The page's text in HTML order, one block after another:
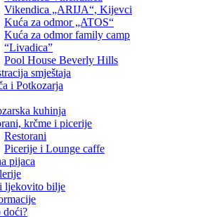
Vikendica „ARIJA“, Kijevci
Kuća za odmor „ATOS“
Kuća za odmor family camp
“Livadica”
Pool House Beverly Hills
smještaja
i Potkozarja
kuhinja
krčme i picerije
Restorani
Picerije i Lounge caffe
pijaca
ljekovito bilje
doći?